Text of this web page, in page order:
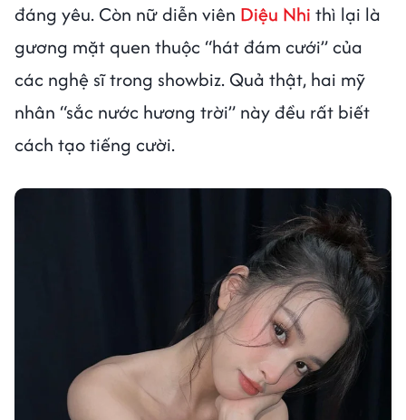
đáng yêu. Còn nữ diễn viên Diệu Nhi thì lại là
gương mặt quen thuộc “hát đám cưới” của
các nghệ sĩ trong showbiz. Quả thật, hai mỹ
nhân “sắc nước hương trời” này đều rất biết
cách tạo tiếng cười.